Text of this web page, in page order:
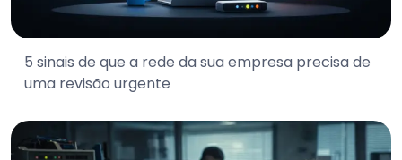
5 sinais de que a rede da sua empresa precisa de
uma revisão urgente